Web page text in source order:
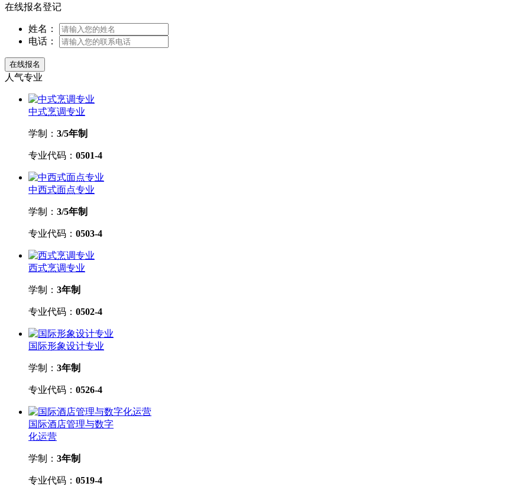
在线报名登记
姓名：
电话：
人气专业
中式烹调专业
学制： 3/5年制
专业代码： 0501-4
中西式面点专业
学制： 3/5年制
专业代码： 0503-4
西式烹调专业
学制： 3年制
专业代码： 0502-4
国际形象设计专业
学制： 3年制
专业代码： 0526-4
国际酒店管理与数字
化运营
学制： 3年制
专业代码： 0519-4